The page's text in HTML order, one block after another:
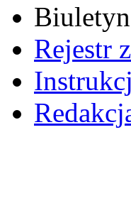
Rejestr